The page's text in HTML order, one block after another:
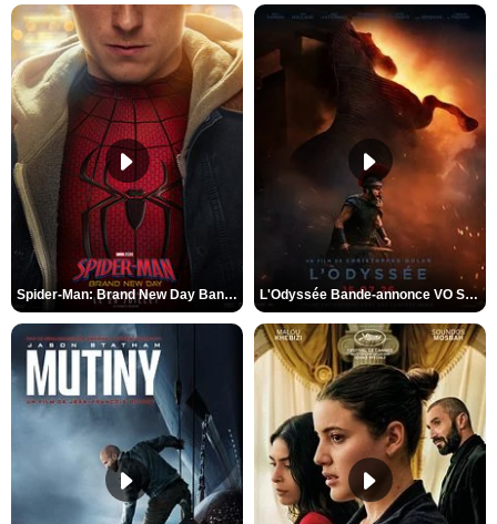
Spider-Man: Brand New Day Bande-annonce VO STFR L'Odyssée Bande-annonce VO STFR